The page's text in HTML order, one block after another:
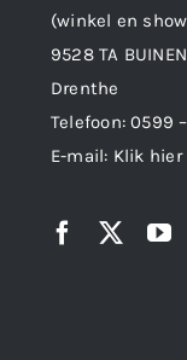
(winkel en
9528 TA BUINEN
Drenthe
Telefoon:0599
E-mail: Klik hier